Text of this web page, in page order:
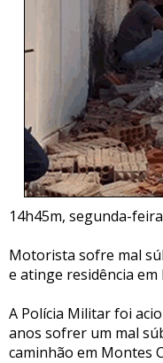
14h45m, segunda-
Motorista sofre mal
e atinge residência
A Polícia Militar foi
anos sofrer um mal
caminhão em Montes